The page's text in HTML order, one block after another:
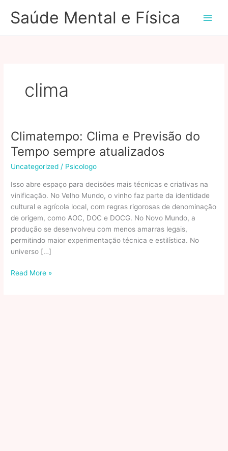
paraSaúde Mental e Física
clima
Climatempo: Clima e Previsão do
Tempo sempre atualizados
Uncategorized / Psicologo
Isso abre espaço para decisões mais técnicas e criativas na
vinificação. No Velho Mundo, o vinho faz parte da identidade
cultural e agrícola local, com regras rigorosas de denominação
de origem, como AOC, DOC e DOCG. No Novo Mundo, a
produção se desenvolveu com menos amarras legais,
permitindo maior experimentação técnica e estilística. No
universo […]
Climatempo:
Read More »